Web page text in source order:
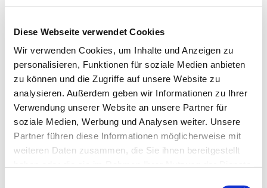
Diese Webseite verwendet Cookies
Wir verwenden Cookies, um Inhalte und Anzeigen zu
personalisieren, Funktionen für soziale Medien anbieten
zu können und die Zugriffe auf unsere Website zu
analysieren. Außerdem geben wir Informationen zu Ihrer
Verwendung unserer Website an unsere Partner für
soziale Medien, Werbung und Analysen weiter. Unsere
Partner führen diese Informationen möglicherweise mit
weiteren Daten zusammen, die Sie ihnen bereitgestellt